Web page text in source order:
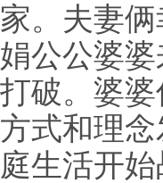
家。夫妻
娟公公婆
打破。婆
方式和理
庭生活开